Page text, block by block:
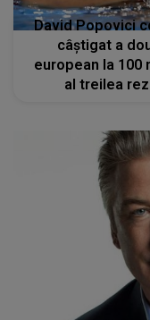
David Popovici
câştigat a
european la 100
al treilea